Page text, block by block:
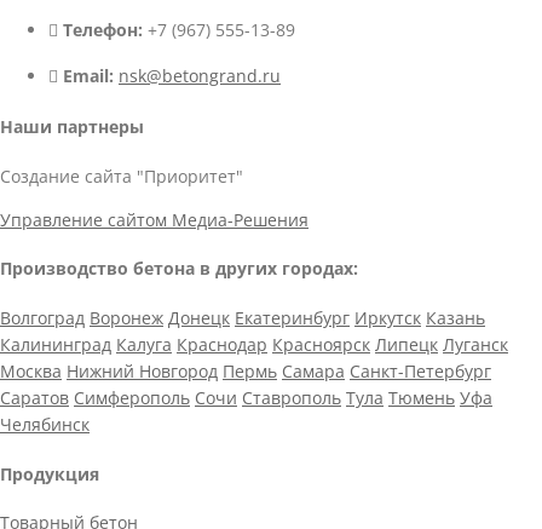
Телефон: +7 (967) 555-13-89
Email: nsk@betongrand.ru
Наши партнеры
Создание сайта "Приоритет"
Управление сайтом Медиа-Решения
Производство бетона в других городах:
Волгоград Воронеж Донецк Екатеринбург Иркутск Казань
Калининград Калуга Краснодар Красноярск Липецк Луганск
Москва Нижний Новгород Пермь Самара Санкт-Петербург
Саратов Симферополь Сочи Ставрополь Тула Тюмень Уфа
Челябинск
Продукция
Товарный бетон